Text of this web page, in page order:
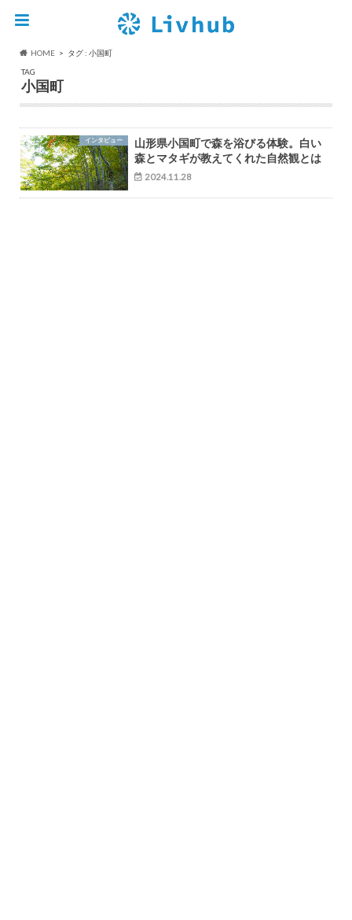
HOME
タグ : 小国町
TAG
小国町
インタビュー
山形県小国町で森を浴びる体験。白い
森とマタギが教えてくれた自然観とは
2024.11.28